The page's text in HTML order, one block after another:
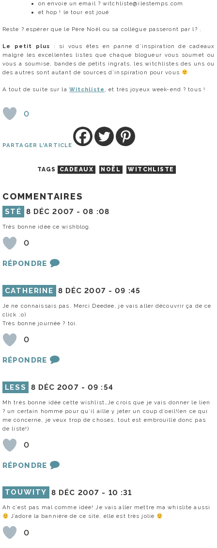
on envoie un email ? witchliste@ilestemps.com
et hop ! le tour est joué
Reste ? espérer que le Père Noël ou sa collègue passeront par l? .
Le petit plus : si vous êtes en panne d’inspiration de cadeaux
malgré les excellentes listes que chaque blogueur vous soumet ou
vous a soumise, bandes de petits ingrats, les witchlistes des uns ou
des autres sont autant de sources d’inspiration pour vous
A tout de suite sur la Witchliste , et très joyeux week-end ? tous !
0
PARTAGER L'ARTICLE
TAGS CADEAUX NOËL WITCHLISTE
COMMENTAIRES
STÉ 8 DÉC 2007 -08 :08
Très bonne idée ce wishblog.
0
RÉPONDRE
CATHERINE 8 DÉC 2007 -09 :45
Je ne connaissais pas. Merci Deedee, je vais aller découvrir ça de ce
click ;o)
Très bonne journée ? toi.
0
RÉPONDRE
LESS 8 DÉC 2007 -09 :54
Mh très bonne idée cette wishlist…Je crois que je vais donner le lien
? un certain homme pour qu’il aille y jeter un coup d’oeil!(en ce qui
me concerne, je veux trop de choses, tout est embrouillé donc pas
de liste!)
0
RÉPONDRE
TOUWITY 8 DÉC 2007 - 10 :31
Ah c’est pas mal comme idée! Je vais aller mettre ma whislite aussi
J’adore la bannière de ce site, elle est très jolie
0